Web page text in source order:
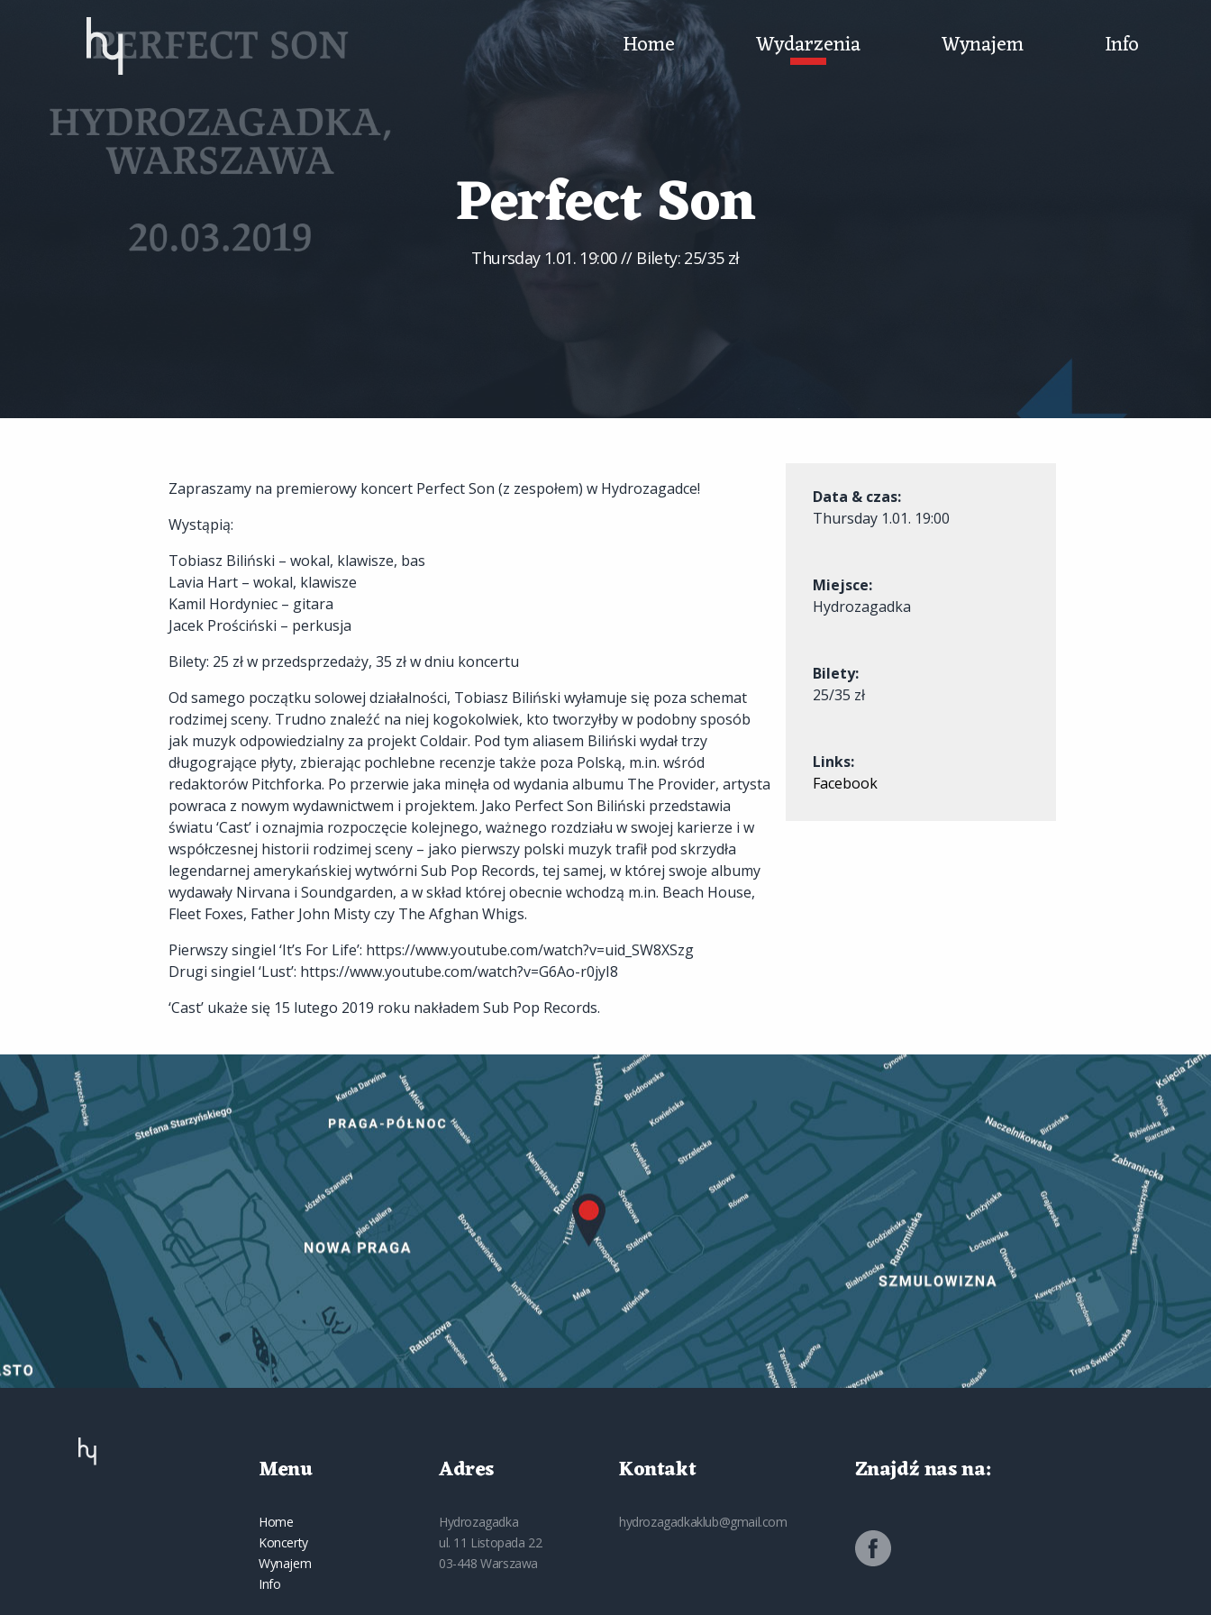
Home Wydarzenia Wynajem Info
Perfect Son
Thursday 1.01. 19:00// Bilety: 25/35 zł
Zapraszamy na premierowy koncert Perfect Son (z zespołem) w Hydrozagadce!
Wystąpią:
Tobiasz Biliński – wokal, klawisze, bas
Lavia Hart – wokal, klawisze
Kamil Hordyniec – gitara
Jacek Prościński – perkusja
Bilety: 25 zł w przedsprzedaży, 35 zł w dniu koncertu
Od samego początku solowej działalności, Tobiasz Biliński wyłamuje się poza schemat
rodzimej sceny. Trudno znaleźć na niej kogokolwiek, kto tworzyłby w podobny sposób
jak muzyk odpowiedzialny za projekt Coldair. Pod tym aliasem Biliński wydał trzy
długogrające płyty, zbierając pochlebne recenzje także poza Polską, m.in. wśród
redaktorów Pitchforka. Po przerwie jaka minęła od wydania albumu The Provider, artysta
powraca z nowym wydawnictwem i projektem. Jako Perfect Son Biliński przedstawia
światu ‘Cast’ i oznajmia rozpoczęcie kolejnego, ważnego rozdziału w swojej karierze i w
współczesnej historii rodzimej sceny – jako pierwszy polski muzyk trafił pod skrzydła
legendarnej amerykańskiej wytwórni Sub Pop Records, tej samej, w której swoje albumy
wydawały Nirvana i Soundgarden, a w skład której obecnie wchodzą m.in. Beach House,
Fleet Foxes, Father John Misty czy The Afghan Whigs.
Pierwszy singiel ‘It’s For Life’: https://www.youtube.com/watch?v=uid_SW8XSzg
Drugi singiel ‘Lust’: https://www.youtube.com/watch?v=G6Ao-r0jyI8
‘Cast’ ukaże się 15 lutego 2019 roku nakładem Sub Pop Records.
Data & czas:
Thursday 1.01. 19:00
Miejsce:
Hydrozagadka
Bilety:
25/35 zł
Links:
Facebook
Menu
Home
Koncerty
Wynajem
Info
Adres
Hydrozagadka
ul. 11 Listopada 22
03-448 Warszawa
Kontakt
hydrozagadkaklub@gmail.com
Znajdź nas na: